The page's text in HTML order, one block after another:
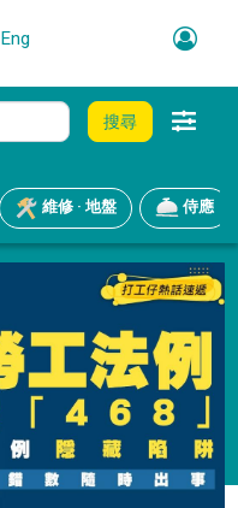
Eng
搜尋
維修 · 地盤 侍應